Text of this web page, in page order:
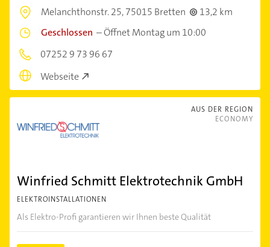
Melanchthonstr. 25,75015 Bretten
13,2 km
Geschlossen –Öffnet Montag um 10:00
07252 9 73 96 67
Webseite
AUS DER REGION
ECONOMY
Winfried Schmitt Elektrotechnik GmbH
ELEKTROINSTALLATIONEN
Als Elektro-Profi garantieren wir Ihnen beste Qualität